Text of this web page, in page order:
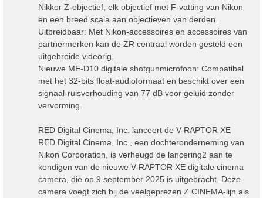
Nikkor Z-objectief, elk objectief met F-vatting van Nikon
en een breed scala aan objectieven van derden.
Uitbreidbaar: Met Nikon-accessoires en accessoires van
partnermerken kan de ZR centraal worden gesteld een
uitgebreide videorig.
Nieuwe ME-D10 digitale shotgunmicrofoon: Compatibel
met het 32-bits float-audioformaat en beschikt over een
signaal-ruisverhouding van 77 dB voor geluid zonder
vervorming.
RED Digital Cinema, Inc. lanceert de V-RAPTOR XE
RED Digital Cinema, Inc., een dochteronderneming van
Nikon Corporation, is verheugd de lancering2 aan te
kondigen van de nieuwe V-RAPTOR XE digitale cinema
camera, die op 9 september 2025 is uitgebracht. Deze
camera voegt zich bij de veelgeprezen Z CINEMA-lijn als